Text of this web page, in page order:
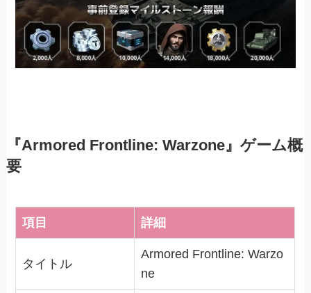
『Armored Frontline: Warzone』ゲーム概
要
項目 詳細
タイトル
Armored Frontline: Warzo
ne